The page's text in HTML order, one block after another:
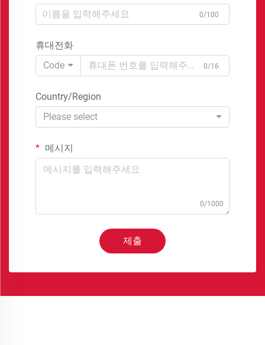
0/100
휴대전화
Code
0/16
Country/Region
Please select
메시지
0/1000
제출